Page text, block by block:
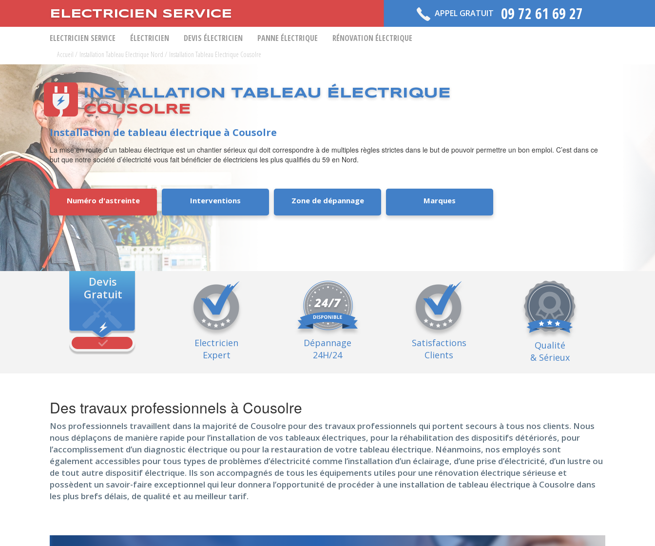
ELECTRICIEN SERVICE APPEL GRATUIT 09 72 61 69 27
ELECTRICIEN SERVICE ÉLECTRICIEN DEVIS ÉLECTRICIEN PANNE ÉLECTRIQUE RÉNOVATION ÉLECTRIQUE
Accueil / Installation Tableau Electrique Nord / Installation Tableau Electrique Cousolre
INSTALLATION TABLEAU ÉLECTRIQUE
COUSOLRE
Installation de tableau électrique à Cousolre
La mise en route d’un tableau électrique est un chantier sérieux qui doit correspondre à de multiples règles strictes dans le but de pouvoir permettre un bon emploi. C’est dans ce
but que notre société d’électricité vous fait bénéficier de électriciens les plus qualifiés du 59 en Nord.
Numéro d'astreinte Interventions Zone de dépannage Marques
Devis
Gratuit
Electricien
Expert
Dépannage
24H/24
Satisfactions
Clients
Qualité
& Sérieux
Des travaux professionnels à Cousolre
Nos professionnels travaillent dans la majorité de Cousolre pour des travaux professionnels qui portent secours à tous nos clients. Nous
nous déplaçons de manière rapide pour l’installation de vos tableaux électriques, pour la réhabilitation des dispositifs détériorés, pour
l’accomplissement d’un diagnostic électrique ou pour la restauration de votre tableau électrique. Néanmoins, nos employés sont
également accessibles pour tous types de problèmes d’électricité comme l’installation d’un éclairage, d’une prise d’électricité, d’un lustre ou
de tout autre dispositif électrique. Ils son accompagnés de tous les équipements utiles pour une rénovation électrique sérieuse et
possèdent un savoir-faire exceptionnel qui leur donnera l’opportunité de procéder à une installation de tableau électrique à Cousolre dans
les plus brefs délais, de qualité et au meilleur tarif.